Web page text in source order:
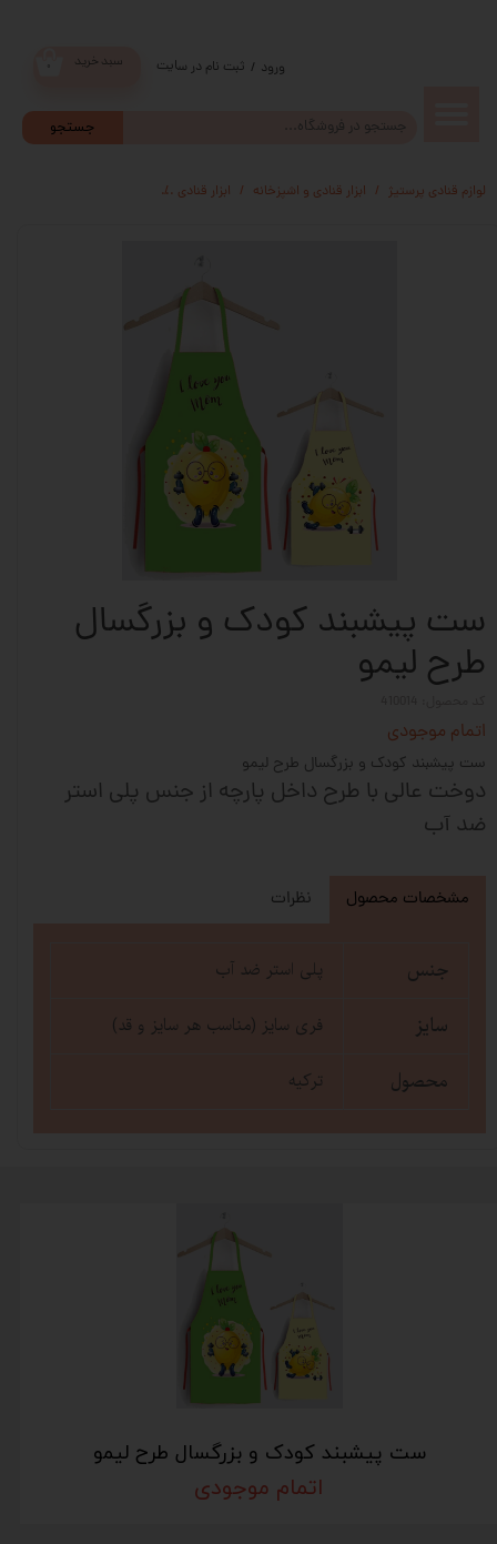
جستجو
سبد خرید ورود / ثبت نام در سایت
سفارشات
خروج از
حساب
کاربری
لوازم قنادی پرستیژ ابزار قنادی و اشپزخانه ابزار قنادی
ست پیشبند کودک و بزرگسال
طرح لیمو
اتمام موجودی
ست پیشبند کودک و بزرگسال طرح لیمو
دوخت عالی با طرح داخل پارچه از جنس پلی استر
ضد آب
مشخصات محصول نظرات
جنس پلی استر ضد آب
سایز فری سایز (مناسب هر سایز و قد)
محصول ترکیه
ست پیشبند کودک و بزرگسال طرح لیمو
اتمام موجودی